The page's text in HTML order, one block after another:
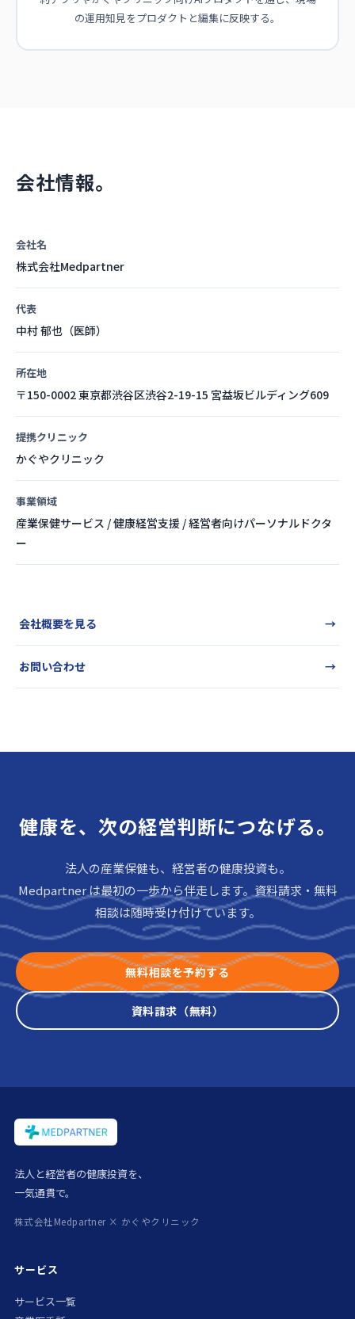
の運用知見をプロダクトと編集に反映する。
会社情報。
会社名
株式会社Medpartner
代表
中村 郁也（医師）
所在地
〒150-0002 東京都渋谷区渋谷2-19-15 宮益坂ビルディング609
提携クリニック
かぐやクリニック
事業領域
産業保健サービス / 健康経営支援 / 経営者向けパーソナルドクタ
ー
会社概要を見る →
お問い合わせ →
健康を、次の経営判断につなげる。
法人の産業保健も、経営者の健康投資も。
Medpartner は最初の一歩から伴走します。資料請求・無料
相談は随時受け付けています。
無料相談を予約する
資料請求（無料）
法人と経営者の健康投資を、
一気通貫で。
株式会社Medpartner × かぐやクリニック
サービス
サービス一覧